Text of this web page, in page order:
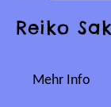
Reiko
Mehr Info